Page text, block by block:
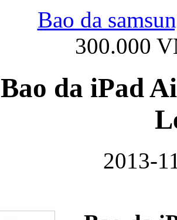
Bao da Samsung
Bao da
300.000
Bao da iPad
2013-